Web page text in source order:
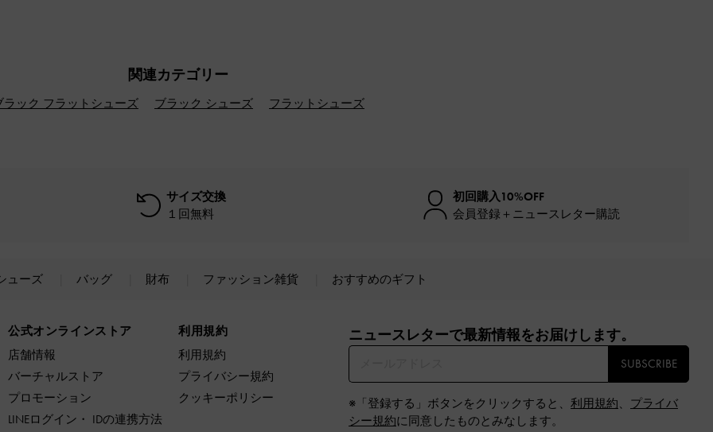
関連カテゴリー
ラック フラットシューズ ブラック シューズ フラットシューズ
サイズ交換
１回無料
初回購入10%OFF
会員登録＋ニュースレター購読
ューズ バッグ 財布 ファッション雑貨 おすすめのギフト
公式オンラインストア
店舗情報
バーチャルストア
プロモーション
LINEログイン・ IDの連携方法
利用規約
利用規約
プライバシー規約
クッキーポリシー
ニュースレターで最新情報をお届けします。​
SUBSCRIBE
※「登録する」ボタンをクリックすると、 利用規約、 プライバ
シー規約に同意したものとみなします。